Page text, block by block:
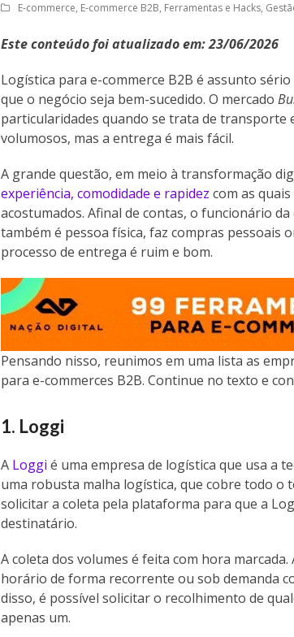
E-commerce, E-commerce B2B, Ferramentas e Hacks,
Este conteúdo foi atualizado em: 23/06/2026
Logística para e-commerce B2B é assunto
que o negócio seja bem-sucedido. O mercado
particularidades quando se trata de transporte
volumosos, mas a entrega é mais fácil.
A grande questão, em meio à transformação
experiência, comodidade e rapidez com as
acostumados. Afinal de contas, o funcionário
também é pessoa física, faz compras pessoais
processo de entrega é ruim e bom.
Pensando nisso, reunimos em uma lista as
para e-commerces B2B. Continue no texto e
1. Loggi
A Loggi é uma empresa de logística que usa a
uma robusta malha logística, que cobre todo o
solicitar a coleta pela plataforma para que a
destinatário.
A coleta dos volumes é feita com hora
horário de forma recorrente ou sob demanda
disso, é possível solicitar o recolhimento de
apenas um.